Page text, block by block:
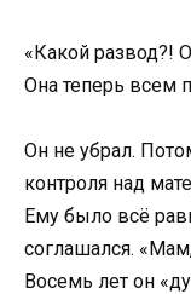
«Какой развод?!
Она теперь всем
Он не убрал.
контроля над
Ему было всё
соглашался.
Восемь лет он